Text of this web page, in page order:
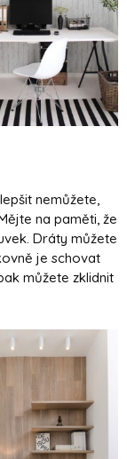
nemůžete,
na paměti, že
Dráty můžete
je schovat
můžete zklidnit